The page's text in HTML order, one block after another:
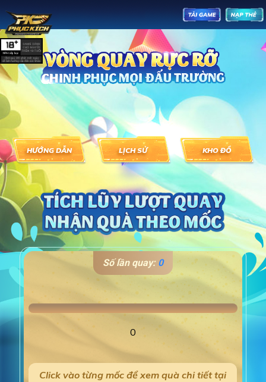
HƯỚNG DẪN LỊCH SỬ KHO ĐỒ
Số lần quay: 0
0
Click vào từng mốc để xem quà chi tiết tại